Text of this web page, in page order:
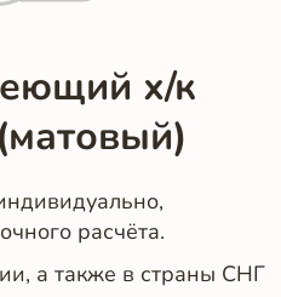
х/к
расчёта.
а также в страны СНГ